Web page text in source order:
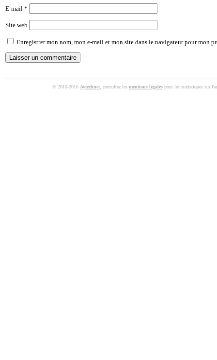
E-mail *
Site web
Enregistrer mon nom, mon e-mail et mon site dans le navigateur pour mon
© 2010-2016 Aytechnet , consultez les mentions légales pour les statistiques sur